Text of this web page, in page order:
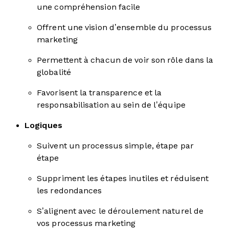
une compréhension facile
Offrent une vision d’ensemble du processus
marketing
Permettent à chacun de voir son rôle dans la
globalité
Favorisent la transparence et la
responsabilisation au sein de l’équipe
Logiques
Suivent un processus simple, étape par
étape
Suppriment les étapes inutiles et réduisent
les redondances
S’alignent avec le déroulement naturel de
vos processus marketing